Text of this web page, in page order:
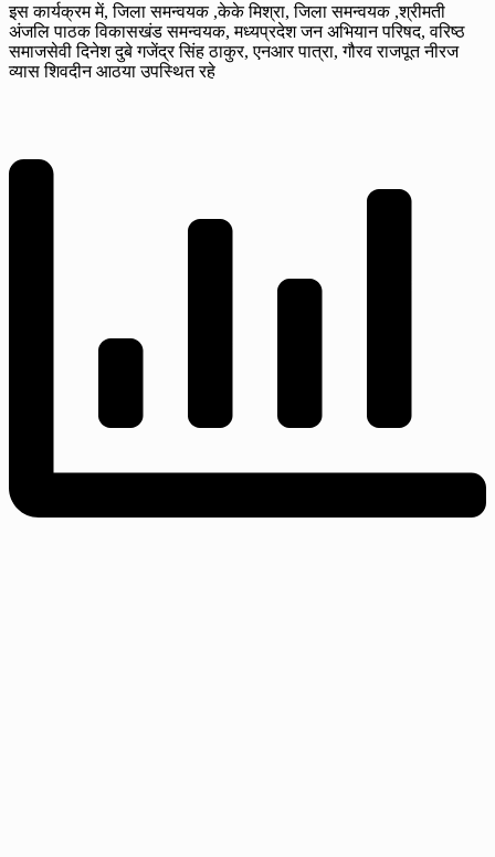
इस कार्यक्रम में, जिला समन्वयक ,केके मिश्रा, जिला समन्वयक ,श्रीमती
अंजलि पाठक विकासखंड समन्वयक, मध्यप्रदेश जन अभियान परिषद, वरिष्ठ
समाजसेवी दिनेश दुबे गजेंद्र सिंह ठाकुर, एनआर पात्रा, गौरव राजपूत नीरज
व्यास शिवदीन आठया उपस्थित रहे